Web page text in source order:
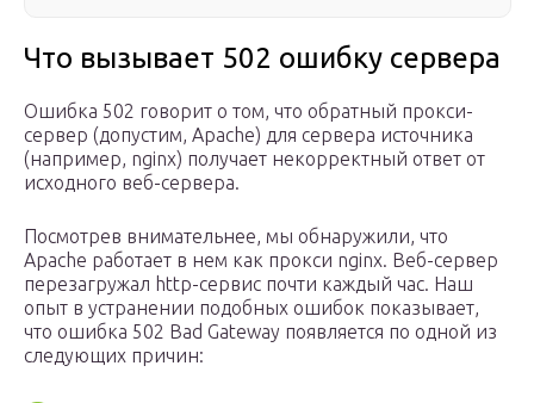
Что вызывает 502 ошибку сервера
Ошибка 502 говорит о том, что обратный прокси-
сервер (допустим, Apache) для сервера источника
(например, nginx) получает некорректный ответ от
исходного веб-сервера.
Посмотрев внимательнее, мы обнаружили, что
Apache работает в нем как прокси nginx. Веб-сервер
перезагружал http-сервис почти каждый час. Наш
опыт в устранении подобных ошибок показывает,
что ошибка 502 Bad Gateway появляется по одной из
следующих причин: